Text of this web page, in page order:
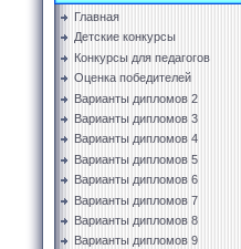
Главная
Детские конкурсы
Конкурсы для педагогов
Оценка победителей
Варианты дипломов 2
Варианты дипломов 3
Варианты дипломов 4
Варианты дипломов 5
Варианты дипломов 6
Варианты дипломов 7
Варианты дипломов 8
Варианты дипломов 9